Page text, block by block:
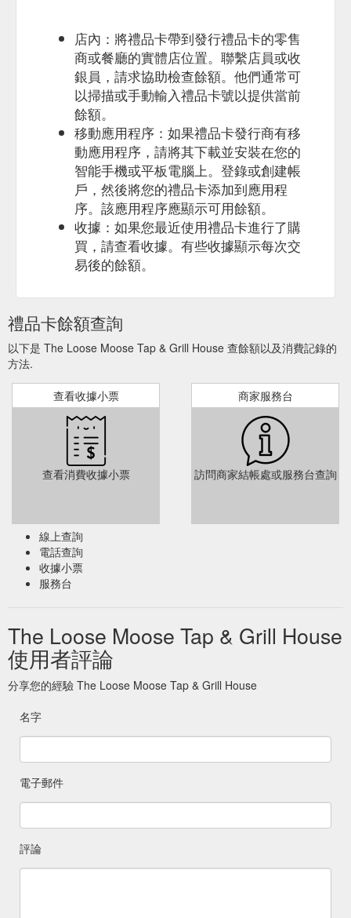
店內：將禮品卡帶到發行禮品卡的零售
商或餐廳的實體店位置。聯繫店員或收
銀員，請求協助檢查餘額。他們通常可
以掃描或手動輸入禮品卡號以提供當前
餘額。
移動應用程序：如果禮品卡發行商有移
動應用程序，請將其下載並安裝在您的
智能手機或平板電腦上。登錄或創建帳
戶，然後將您的禮品卡添加到應用程
序。該應用程序應顯示可用餘額。
收據：如果您最近使用禮品卡進行了購
買，請查看收據。有些收據顯示每次交
易後的餘額。
禮品卡餘額查詢
以下是 The Loose Moose Tap & Grill House 查餘額以及消費記錄的
方法.
查看收據小票
查看消費收據小票
商家服務台
訪問商家結帳處或服務台查詢
線上查詢
電話查詢
收據小票
服務台
The Loose Moose Tap & Grill House
使用者評論
分享您的經驗 The Loose Moose Tap & Grill House
名字
電子郵件
評論